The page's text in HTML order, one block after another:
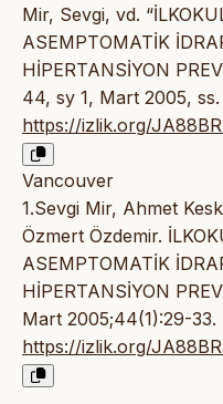
Mir, Sevgi, vd.
ASEMPTOMATİK
HİPERTANSİYON
44, sy 1, Mart 2005,
https://izlik.org/
Vancouver
1.Sevgi Mir, Ahmet
Özmert Özdemir.
ASEMPTOMATİK
HİPERTANSİYON
Mart 2005;44(1):29-33.
https://izlik.org/